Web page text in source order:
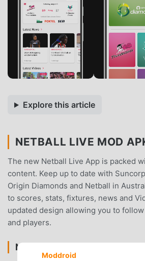
Explore this article
NETBALL LIVE MOD
The new Netball Live App is packed
content. Keep up to date with
Origin Diamonds and Netball in
to scores, stats, fixtures, news and
updated design allowing you to
and players.
NETBALL
Moddroid